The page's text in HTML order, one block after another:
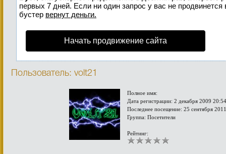
первых 7 дней. Если ни один запрос у вас не
бустер вернут деньги.
Начать продвижение сайта
Пользователь: volt21
Полное имя:
Дата регистрации: 2 декабря 2009 20:54
Последнее посещение: 25 сентября
Группа: Посетители
Рейтинг: